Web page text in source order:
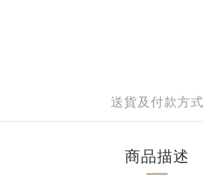
送貨及付款方式
商品描述